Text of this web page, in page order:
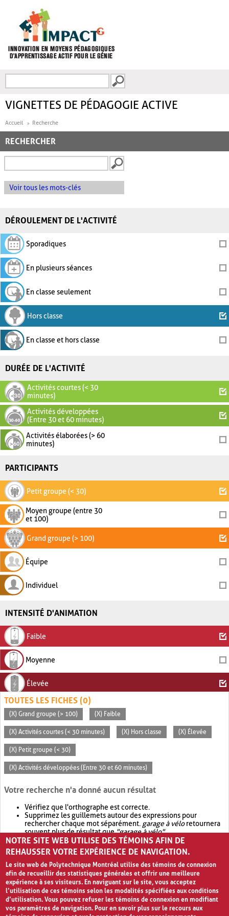
FORMULAIRE DE
VIGNETTES DE PÉDAGOGIE ACTIVE
Accueil Recherche
RECHERCHER
Voir tous les mots-clés
DÉROULEMENT DE L'ACTIVITÉ
Sporadiques
En plusieurs séances
En classe seulement
Hors classe
En classe et hors classe
DURÉE DE L'ACTIVITÉ
Activités courtes (< 30
minutes)
Activités développées
(Entre 30 et 60 minutes)
Activités élaborées (> 60
minutes)
PARTICIPANTS
Petit groupe (< 30)
Moyen groupe (entre 30
et 100)
Grand groupe (> 100)
Équipe
Individuel
INTENSITÉ D'ANIMATION
Faible
Moyenne
Élevée
TOUTES LES FICHES (0)
(X) Grand groupe (> 100) (X) Faible
(X) Activités courtes (< 30 minutes) (X) Hors classe (X) Élevée
(X) Petit groupe (< 30)
(X) Activités développées (Entre 30 et 60 minutes)
Votre recherche n'a donné aucun résultat
Vérifiez que l'orthographe est correcte.
Supprimez les guillemets autour des expressions pour
rechercher chaque mot séparément. garage à véloretournera
souvent plus de résultat que"garage à vélo".
Envisagez d'élargir votre recherche avec OR.garage OR vélo
retournera souvent plus de résultat quegarage à vélo
NOTRE SITE WEB UTILISE DES TÉMOINS AFIN DE
REHAUSSER VOTRE EXPÉRIENCE DE NAVIGATION.
Le site web de Polytechnique Montréal utilise des témoins de connexion
afin de recueillir des statistiques générales et offrir une meilleure
expérience à ses visiteurs. En naviguant sur le site, vous acceptez
l’utilisation de ces témoins selon les modalités spécifiées aux conditions
d’utilisation. Vous pouvez refuser les témoins de connexion en modifiant
vos paramètres de navigation. Pour en savoir plus sur le recours aux